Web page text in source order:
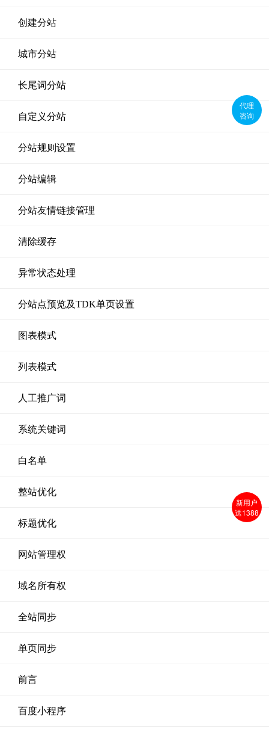
创建分站
城市分站
长尾词分站
自定义分站
分站规则设置
分站编辑
分站友情链接管理
清除缓存
异常状态处理
分站点预览及TDK单页设置
图表模式
列表模式
人工推广词
系统关键词
白名单
整站优化
标题优化
网站管理权
域名所有权
全站同步
单页同步
前言
百度小程序
代理
咨询
新用户
送1388